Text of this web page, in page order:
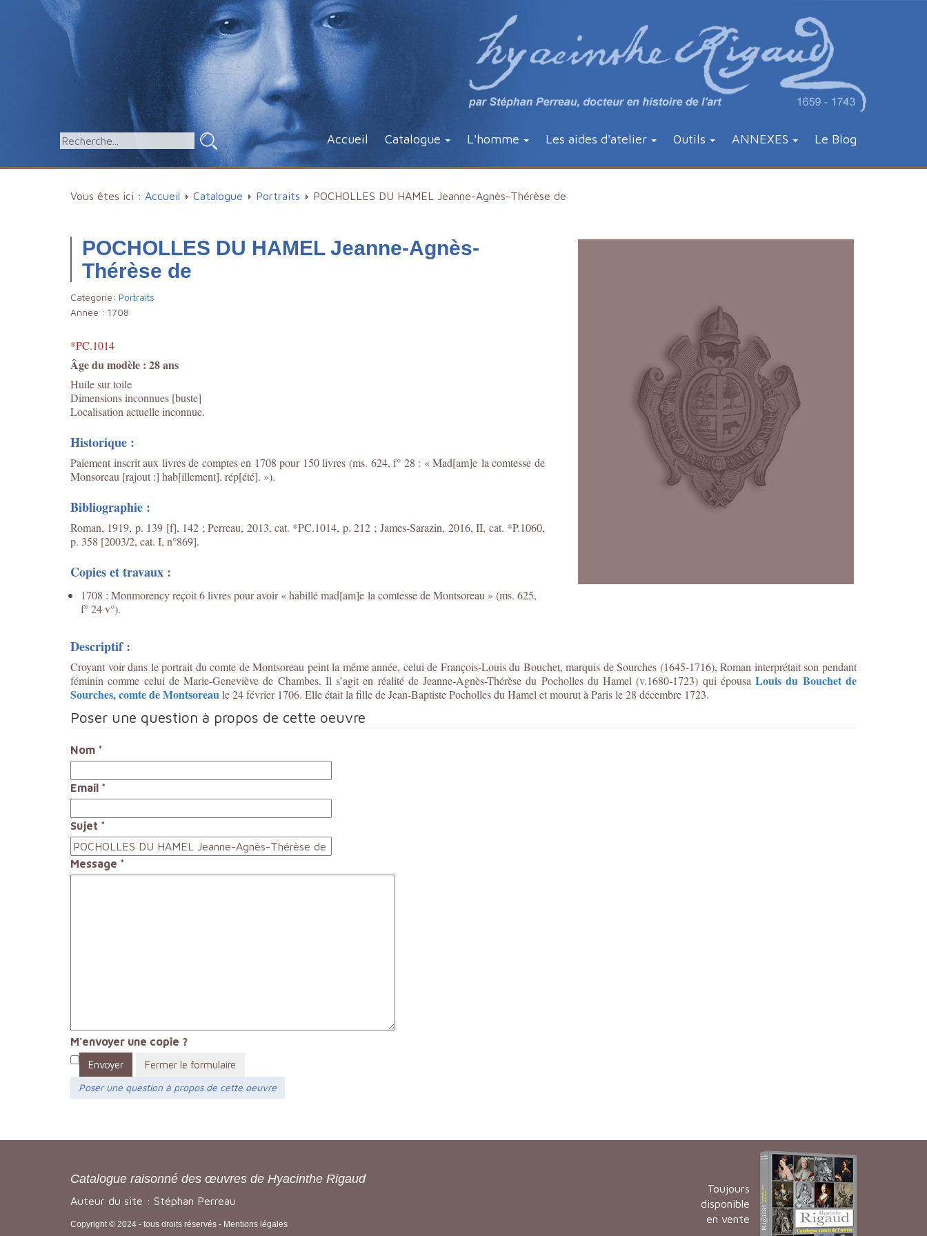
Accueil Catalogue L'homme Les aides d'atelier Outils ANNEXES Le Blog
Vous êtes ici : Accueil Catalogue Portraits POCHOLLES DU HAMEL Jeanne-Agnès-Thérèse de
POCHOLLES DU HAMEL Jeanne-Agnès-
Thérèse de
Catégorie: Portraits
Année : 1708
*PC.1014
Âge du modèle : 28 ans
Huile sur toile
Dimensions inconnues [buste]
Localisation actuelle inconnue.
Historique :
Paiement inscrit aux livres de comptes en 1708 pour 150 livres (ms. 624, f° 28 : « Mad[am]e la comtesse de
Monsoreau [rajout :] hab[illement]. rép[été]. »).
Bibliographie :
Roman, 1919, p. 139 [f], 142 ; Perreau, 2013, cat. *PC.1014, p. 212 ;James-Sarazin, 2016, II, cat. *P.1060,
p. 358 [2003/2, cat. I, n°869].
Copies et travaux :
1708 : Monmorency reçoit 6 livres pour avoir « habillé mad[am]e la comtesse de Montsoreau » (ms. 625,
f° 24 v°).
Descriptif :
Croyant voir dans le portrait du comte de Montsoreau peint la même année, celui de François-Louis du Bouchet, marquis de Sourches (1645-1716), Roman interprétait son pendant
féminin comme celui de Marie-Geneviève de Chambes. Il s’agit en réalité de Jeanne-Agnès-Thérèse du Pocholles du Hamel (v.1680-1723) qui épousaLouis du Bouchet de
Sourches, comte de Montsoreaule 24 février 1706. Elle était la fille de Jean-Baptiste Pocholles du Hamel et mourut à Paris le 28 décembre 1723.
Poser une question à propos de cette oeuvre
Nom *
Email *
Sujet *
Message *
M'envoyer une copie ?
Envoyer
Fermer le formulaire
Poser une question à propos de cette oeuvre
Catalogue raisonné des œuvres de Hyacinthe Rigaud
Auteur du site : Stéphan Perreau
Copyright © 2024 - tous droits réservés - Mentions légales
Toujours
disponible
en vente